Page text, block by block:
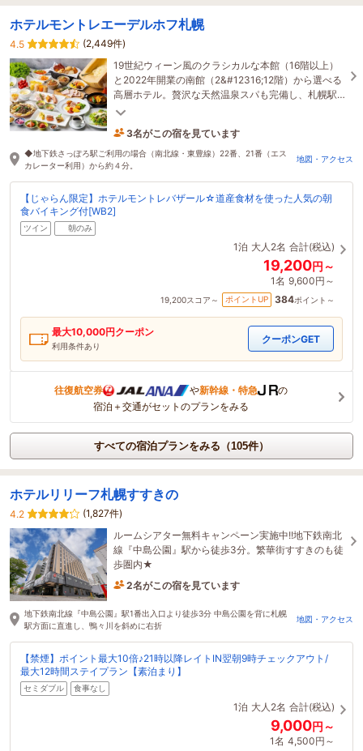
ホテルモントレエーデルホフ札幌
4.5
(2,449件)
19世紀ウィーン風のクラシカルな本館（16階以上）
と2022年開業の南館（2&#12316;12階）から選べる
高層ホテル。贅沢な天然温泉スパも完備し、札幌駅
から徒歩約7分と観光やビジネスに最適です。
3名がこの宿を見ています
13分前に予約されました
◆地下鉄さっぽろ駅ご利用の場合（南北線・東豊線）22番、21番（エス
カレーター利用）から約４分。
地図・アクセス
【じゃらん限定】ホテルモントレバザール☆道産食材を使った人気の朝
食バイキング付[WB2]
ツイン 朝のみ
1泊 大人2名 合計(税込)
19,200円～
1名 9,600円～
19,200スコア～ ポイントUP 384ポイント～
最大10,000円クーポン
利用条件あり
クーポンGET
往復航空券 や新幹線・特急
の
宿泊＋交通がセットのプランをみる
すべての宿泊プランをみる（105件）
ホテルリリーフ札幌すすきの
4.2
(1,827件)
ルームシアター無料キャンペーン実施中!!地下鉄南北
線『中島公園』駅から徒歩3分。繁華街すすきのも徒
歩圏内★
2名がこの宿を見ています
地下鉄南北線『中島公園』駅1番出入口より徒歩3分 中島公園を背に札幌
駅方面に直進し、鴨々川を斜めに右折
地図・アクセス
【禁煙】ポイント最大10倍♪21時以降レイトIN翌朝9時チェックアウト/
最大12時間ステイプラン【素泊まり】
セミダブル 食事なし
1泊 大人2名 合計(税込)
9,000円～
1名 4,500円～